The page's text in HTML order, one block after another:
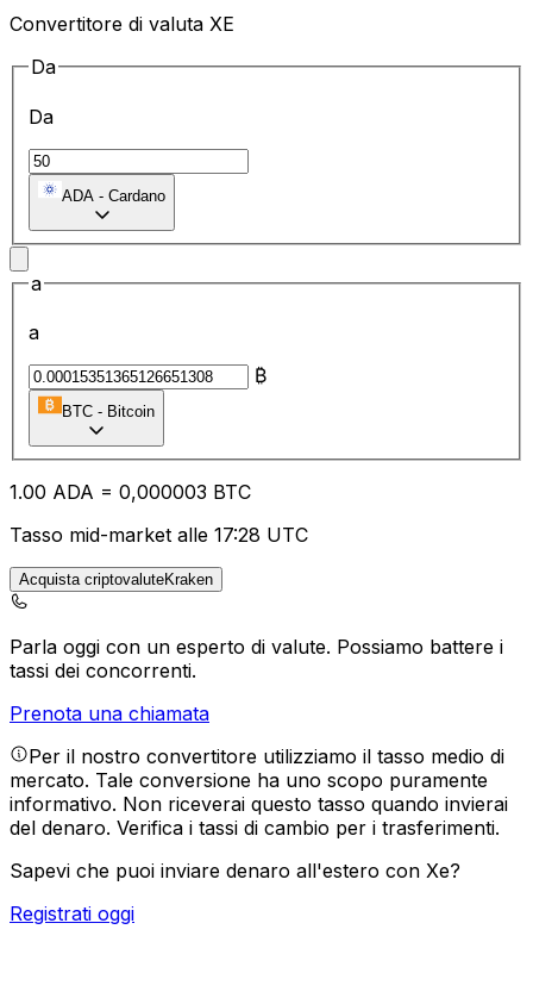
Convertitore di valuta XE
Da
Da
ADA - Cardano
a
a
₿
BTC - Bitcoin
1.00 ADA = 0,000003 BTC
Tasso mid-market alle 17:28 UTC
Acquista criptovaluteKraken
Parla oggi con un esperto di valute. Possiamo battere i
tassi dei concorrenti.
Prenota una chiamata
Per il nostro convertitore utilizziamo il tasso medio di
mercato. Tale conversione ha uno scopo puramente
informativo. Non riceverai questo tasso quando invierai
del denaro. Verifica i tassi di cambio per i trasferimenti.
Sapevi che puoi inviare denaro all'estero con Xe?
Registrati oggi